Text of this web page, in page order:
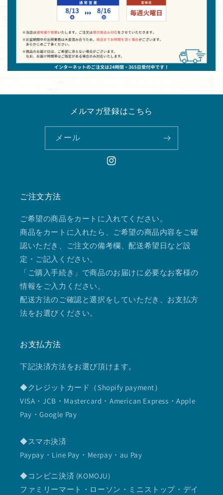
メルマガ登録はこちら
メール
Instagram
ご注文方法
ご希望の商品をカートに入れてください。
商品をカートに入れたら、ご希望の商品内容をご確
認いただき、ご注文の備考欄、配送希望日など設
定・ご記入ください。
「ご購入手続き」で商品のお届けに必要なお客様の
情報をご入力ください。
配送方法のご確認と選択をしていただき、お支払方
法をお選びください。
お支払方法
下記決済方法をお選び頂けます。
◆クレジットカード（Shopify payment）
VISA・JCB・Mastercard・American Express・Apple
Pay・Google Pay
◆スマホ決済
Paypay・Line Pay・Merpay・au Pay
◆コンビニ決済 (KOMOJU)
ファミリーマート・ローソン・ミニストップ・デイ